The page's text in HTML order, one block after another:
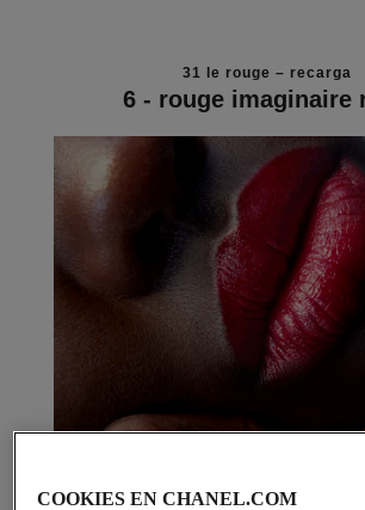
31 le rouge – recarga
6 - rouge imaginaire
COOKIES EN CHANEL.COM